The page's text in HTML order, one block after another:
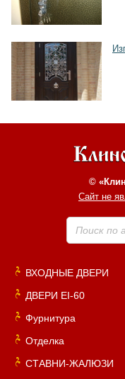
©
Сайт не
Поиск по
ВХОДНЫЕ ДВЕРИ
ДВЕРИ EI-60
Фурнитура
Отделка
СТАВНИ-ЖАЛЮЗИ